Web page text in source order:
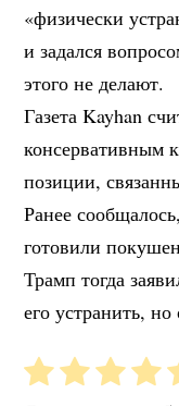
«физически
и задался
этого не делают.
Газета Kayhan
консервативным
позиции,
Ранее
готовили
Трамп тогда
его устранить,